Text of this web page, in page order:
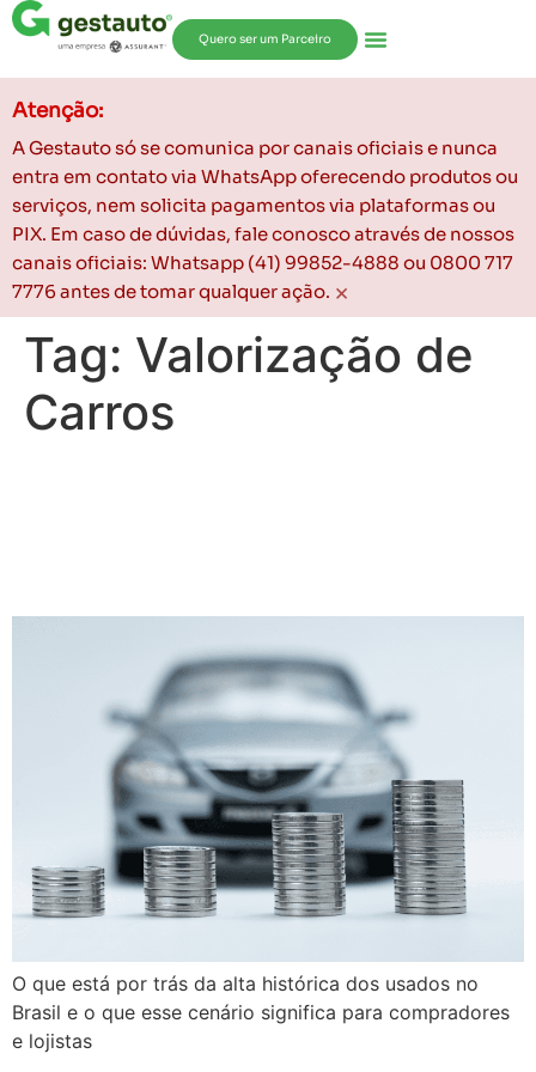
Quero ser um Parceiro
Atenção:
A Gestauto só se comunica por canais oficiais e nunca
entra em contato via WhatsApp oferecendo produtos ou
serviços, nem solicita pagamentos via plataformas ou
PIX. Em caso de dúvidas, fale conosco através de nossos
canais oficiais: Whatsapp (41) 99852-4888 ou 0800 717
7776 antes de tomar qualquer ação. ×
Tag: Valorização de
Carros
O que está por trás da alta histórica dos usados no
Brasil e o que esse cenário significa para compradores
e lojistas